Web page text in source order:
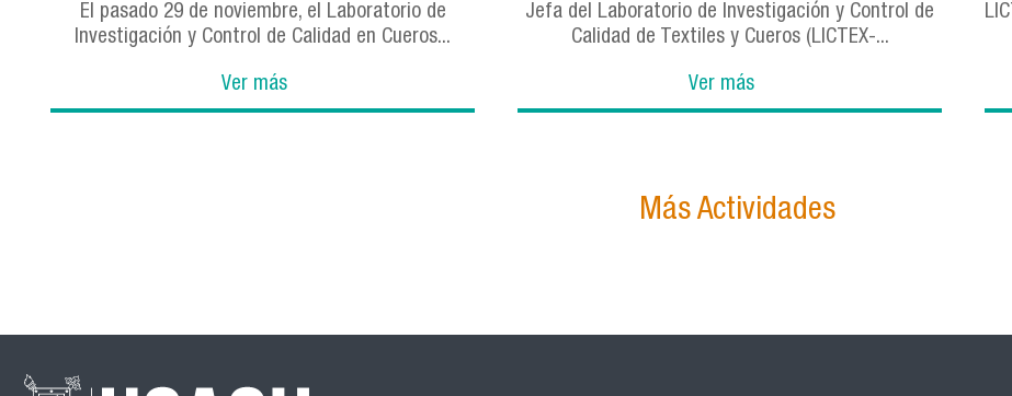
El pasado 29 de noviembre, el Laboratorio de
Investigación y Control de Calidad en Cueros...
Ver más
Jefa del Laboratorio de Investigación y Control de
Calidad de Textiles y Cueros (LICTEX-...
Ver más
Más Actividades